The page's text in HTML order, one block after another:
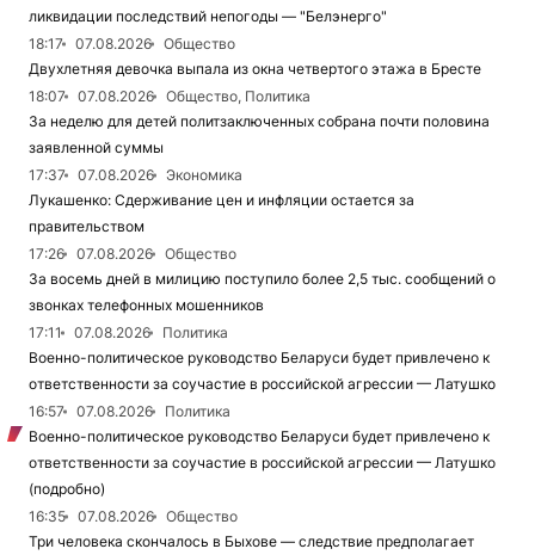
ликвидации последствий непогоды — "Белэнерго"
18:17
07.08.2026
Общество
Двухлетняя девочка выпала из окна четвертого этажа в Бресте
18:07
07.08.2026
Общество, Политика
За неделю для детей политзаключенных собрана почти половина
заявленной суммы
17:37
07.08.2026
Экономика
Лукашенко: Сдерживание цен и инфляции остается за
правительством
17:26
07.08.2026
Общество
За восемь дней в милицию поступило более 2,5 тыс. сообщений о
звонках телефонных мошенников
17:11
07.08.2026
Политика
Военно-политическое руководство Беларуси будет привлечено к
ответственности за соучастие в российской агрессии — Латушко
16:57
07.08.2026
Политика
Военно-политическое руководство Беларуси будет привлечено к
ответственности за соучастие в российской агрессии — Латушко
(подробно)
16:35
07.08.2026
Общество
Три человека скончалось в Быхове — следствие предполагает